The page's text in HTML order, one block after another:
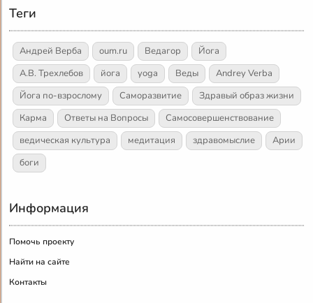
Теги
Андрей Верба oum.ru Ведагор
Йога
А.В. Трехлебов
йога yoga Веды
Andrey Verba
Йога по-взрослому
Саморазвитие
Здравый образ жизни
Карма
Ответы на Вопросы
Самосовершенствование
ведическая культура
медитация здравомыслие
Арии
боги
Информация
Помочь проекту
Найти на сайте
Контакты